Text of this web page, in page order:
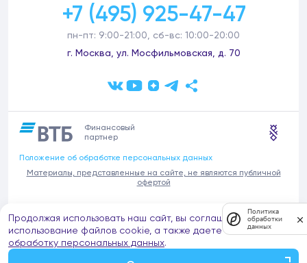
+7 (495) 925-47-47
пн-пт: 9:00-21:00, сб-вс: 10:00-20:00
г. Москва, ул. Мосфильмовская, д. 70
Финансовый
партнер
Положение об обработке персональных данных
Материалы, представленные на сайте, не являются публичной
офертой
В связи с участившимися случаями предложений частных услуг от
имени компании Донстрой (проведения ремонтов, продажи
отделочных материалов и т.п.), обращаем внимание на то, что
компания Донстрой не оказывает таких услуг, не имеет
представительств такого профиля и не обращается к частным
Продолжая использовать наш сайт, вы соглашаетесь на
использование файлов cookie, а также даете согласие на
обработку персональных данных.
Политика
обработки
данных